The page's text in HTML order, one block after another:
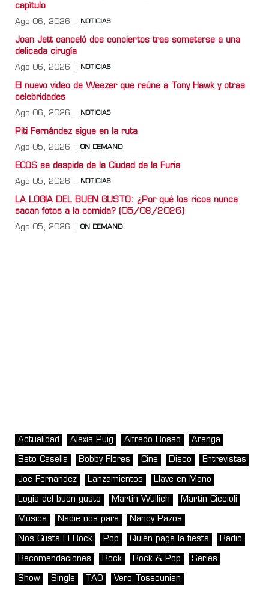
capítulo
Ago 06, 2026 NOTICIAS
Joan Jett canceló dos conciertos tras someterse a una
delicada cirugía
Ago 06, 2026 NOTICIAS
El nuevo video de Weezer que reúne a Tony Hawk y otras
celebridades
Ago 06, 2026 NOTICIAS
Piti Fernández sigue en la ruta
Ago 05, 2026 ON DEMAND
ECOS se despide de la Ciudad de la Furia
Ago 05, 2026 NOTICIAS
LA LOGIA DEL BUEN GUSTO: ¿Por qué los ricos nunca
sacan fotos a la comida? (05/08/2026)
Ago 05, 2026 ON DEMAND
Actualidad Alexis Puig Alfredo Rosso Arenga
Beto Casella Bobby Flores Cine Disco Entrevistas
Joe Fernández Lanzamientos Llave en Mano
Logia del buen gusto Martin Wullich Martín Ciccioli
Música Nadie nos para Nancy Pazos
Nos Gusta El Rock Pop Quién paga la fiesta Radio
Recomendaciones Rock Rock & Pop Series
Show Single TAO Vero Tossounian